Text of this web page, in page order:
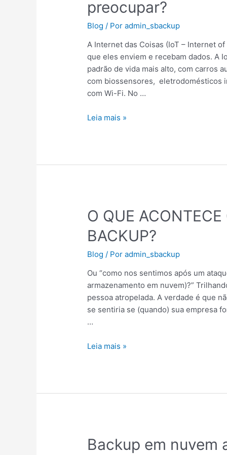
preocupar?
Blog / Poradmin_sbackup
A Internet das Coisas (IoT – Internet
que eles enviem e recebam dados. A
padrão de vida mais alto, com carros
com biossensores, eletrodomésticos
com Wi-Fi. No …
Leia mais »
O QUE
BACKUP?
Blog / Poradmin_sbackup
Ou “como nos sentimos após um
armazenamento em nuvem)?”
pessoa atropelada. A verdade é que
se sentiria se (quando) sua empresa
…
O
QUE
ACONTECE
AS
EMPRESAS
SEM
BACKUP?
Leia mais »
Backup em nuvem
Backup
em